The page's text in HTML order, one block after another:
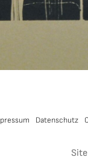
Datenschutz